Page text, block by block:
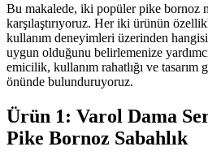
Bu makalede, iki popüler pike bornoz
karşılaştırıyoruz. Her iki ürünün
kullanım deneyimleri üzerinden
uygun olduğunu belirlemenize
emicilik, kullanım rahatlığı ve
önünde bulunduruyoruz.
Ürün 1: Varol Dama
Pike Bornoz Sabahlık